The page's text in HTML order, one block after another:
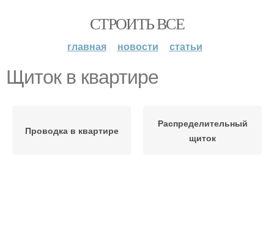
СТРОИТЬ ВСЕ
главная новости статьи
Щиток в квартире
Проводка в квартире
Распределительный
щиток